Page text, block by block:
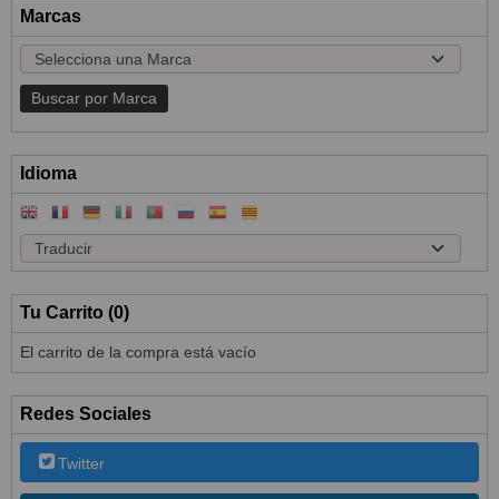
Marcas
Idioma
Tu Carrito (0)
El carrito de la compra está vacío
Redes Sociales
Twitter